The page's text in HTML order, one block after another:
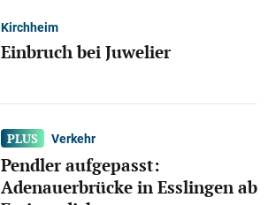
Kirchheim
Einbruch bei Juwelier
Verkehr
Pendler aufgepasst:
Adenauerbrücke in Esslingen ab